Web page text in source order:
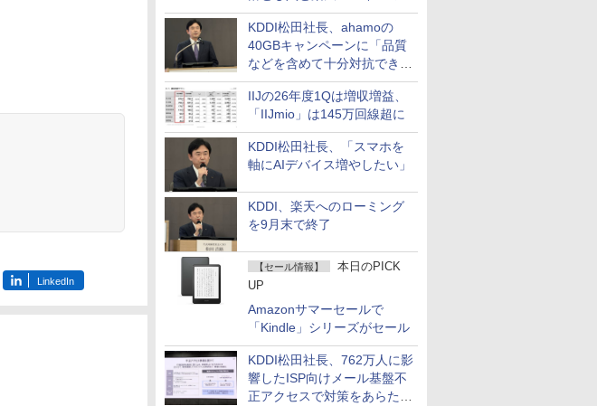
題
KDDI松田社長、ahamoの
40GBキャンペーンに「品質
などを含めて十分対抗でき
る」
IIJの26年度1Qは増収増益、
「IIJmio」は145万回線超に
KDDI松田社長、「スマホを
軸にAIデバイス増やしたい」
KDDI、楽天へのローミング
を9月末で終了
【セール情報】
本日のPICK
UP
Amazonサマーセールで
「Kindle」シリーズがセール
KDDI松田社長、762万人に影
響したISP向けメール基盤不
正アクセスで対策をあらため
LinkedIn